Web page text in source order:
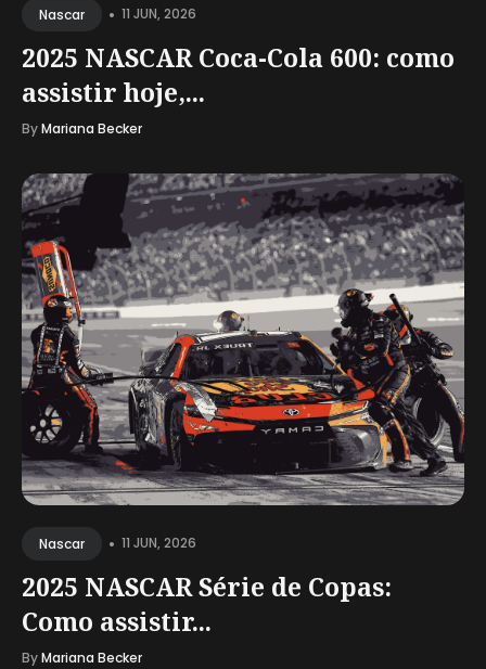
Nascar • 11 JUN, 2026
2025 NASCAR Coca-Cola 600: como
assistir hoje,...
ByMariana Becker
Nascar • 11 JUN, 2026
2025 NASCAR Série de Copas:
Como assistir...
ByMariana Becker